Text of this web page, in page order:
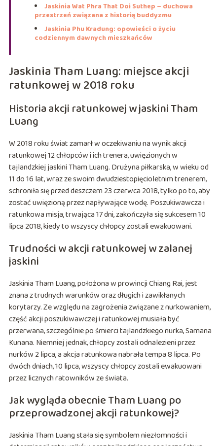
Jaskinia Wat Phra That Doi Suthep – duchowa
przestrzeń związana z historią buddyzmu
Jaskinia Phu Kradung: opowieści o życiu
codziennym dawnych mieszkańców
Jaskinia Tham Luang: miejsce akcji
ratunkowej w 2018 roku
Historia akcji ratunkowej w jaskini Tham
Luang
W 2018 roku świat zamarł w oczekiwaniu na wynik akcji
ratunkowej 12 chłopców i ich trenera, uwięzionych w
tajlandzkiej jaskini Tham Luang. Drużyna piłkarska, w wieku od
11 do 16 lat, wraz ze swoim dwudziestopięcioletnim trenerem,
schroniła się przed deszczem 23 czerwca 2018, tylko po to, aby
zostać uwięzioną przez napływające wodę. Poszukiwawcza i
ratunkowa misja, trwająca 17 dni, zakończyła się sukcesem 10
lipca 2018, kiedy to wszyscy chłopcy zostali ewakuowani.
Trudności w akcji ratunkowej w zalanej
jaskini
Jaskinia Tham Luang, położona w prowincji Chiang Rai, jest
znana z trudnych warunków oraz długich i zawikłanych
korytarzy. Ze względu na zagrożenia związane z nurkowaniem,
część akcji poszukiwawczej i ratunkowej musiała być
przerwana, szczególnie po śmierci tajlandzkiego nurka, Samana
Kunana. Niemniej jednak, chłopcy zostali odnalezieni przez
nurków 2 lipca, a akcja ratunkowa nabrała tempa 8 lipca. Po
dwóch dniach, 10 lipca, wszyscy chłopcy zostali ewakuowani
przez licznych ratowników ze świata.
Jak wygląda obecnie Tham Luang po
przeprowadzonej akcji ratunkowej?
Jaskinia Tham Luang stała się symbolem niezłomności i